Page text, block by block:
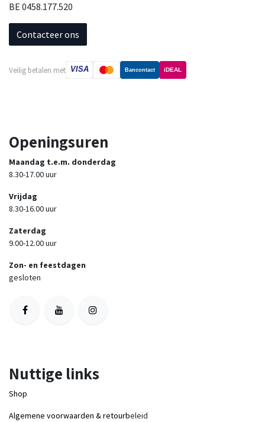
BE 0458.177.520
Contacteer ons
Veilig betalen met VISA Bancontact iDEAL
Openingsuren
Maandag t.e.m. donderdag
8.30-17.00 uur
Vrijdag
8.30-16.00 uur
Zaterdag
9.00-12.00 uur
Zon- en feestdagen
gesloten
Nuttige links
Shop
Algemene voorwaarden & retourbeleid